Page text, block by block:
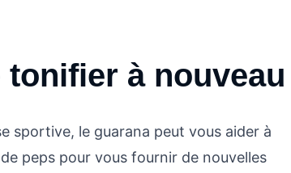
à nouveau
sportive, le guarana peut vous aider à
peps pour vous fournir de nouvelles